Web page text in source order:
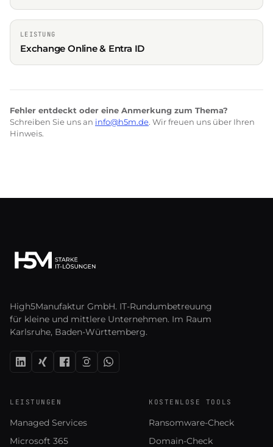
LEISTUNG
Exchange Online & Entra ID
Fehler entdeckt oder eine Anmerkung zum Thema?
Schreiben Sie uns an info@h5m.de. Wir freuen uns über Ihren
Hinweis.
High5Manufaktur GmbH. IT-Rundumbetreuung
für kleine und mittlere Unternehmen. Im Raum
Karlsruhe, Baden-Württemberg.
LEISTUNGEN
Managed Services
Microsoft 365
KOSTENLOSE TOOLS
Ransomware-Check
Domain-Check